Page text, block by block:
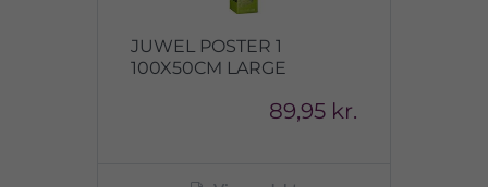
JUWEL POSTER 1
100X50CM LARGE
89,95 kr.